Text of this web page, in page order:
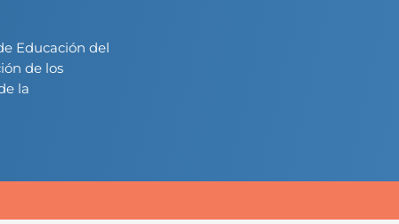
Educación del
de los
la